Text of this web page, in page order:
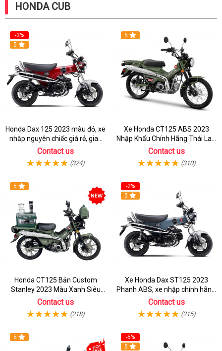
HONDA CUB
-3%
5
Honda Dax 125 2023 màu đỏ, xe
nhập nguyên chiếc giá rẻ, giao
hồ sơ ngay
Contact us
(324)
5
Xe Honda CT125 ABS 2023
Nhập Khẩu Chính Hãng Thái Lan,
Đủ Phụ Kiện Đồ Chơi
Contact us
(310)
5
Honda CT125 Bản Custom
Stanley 2023 Màu Xanh Siêu
Chất
Contact us
(218)
-2%
5
Xe Honda Dax ST125 2023
Phanh ABS, xe nhập chính hãng,
bán online giá rẻ
Contact us
(215)
5
-5%
5